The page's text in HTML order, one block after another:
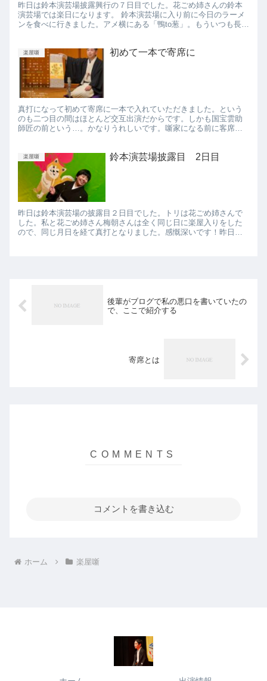
昨日は鈴本演芸場披露興行の７日目でした。花ごめ姉さんの鈴本
演芸場では楽日になります。 鈴本演芸場に入り前に今日のラーメ
ンを食べに行きました。アメ横にある「鴨to葱」。もういつも長蛇
楽屋噺 初めて一本で寄席に
真打になって初めて寄席に一本で入れていただきました。という
のも二つ目の間はほとんど交互出演だからです。しかも国宝雲助
師匠の前という…。かなりうれしいです。噺家になる前に客席か
楽屋噺 鈴本演芸場披露目 2日目
昨日は鈴本演芸場の披露目２日目でした。トリは花ごめ姉さんで
した。私と花ごめ姉さん梅朝さんは全く同じ日に楽屋入りをした
ので、同じ月日を経て真打となりました。感慨深いです！昨日は
後輩がブログで私の悪口を書いていたの
で、ここで紹介する
寄席とは
コメントを書き込む
ホーム 楽屋噺